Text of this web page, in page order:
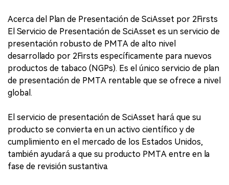
Acerca del Plan de Presentación de SciAsset por 2Firsts
El Servicio de Presentación de SciAsset es un servicio de
presentación robusto de PMTA de alto nivel
desarrollado por 2Firsts específicamente para nuevos
productos de tabaco (NGPs). Es el único servicio de plan
de presentación de PMTA rentable que se ofrece a nivel
global.
El servicio de presentación de SciAsset hará que su
producto se convierta en un activo científico y de
cumplimiento en el mercado de los Estados Unidos,
también ayudará a que su producto PMTA entre en la
fase de revisión sustantiva.